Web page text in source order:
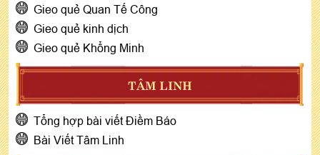
Gieo quẻ Quan Tế Công
Gieo quẻ kinh dịch
Gieo quẻ Khổng Minh
TÂM LINH
Tổng hợp bài viết Điềm Báo
Bài Viết Tâm Linh